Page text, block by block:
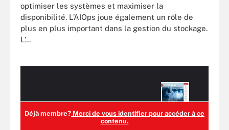
optimiser les systèmes et maximiser la
disponibilité. L’AIOps joue également un rôle de
plus en plus important dans la gestion du stockage.
L’...
Déjà membre? Merci de vous identifier pour accéder à ce
contenu.